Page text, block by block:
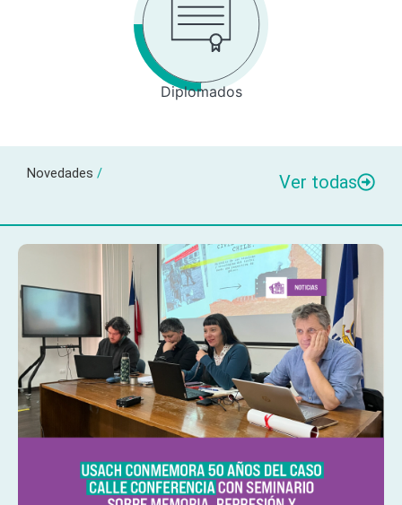
Diplomados
Novedades / Ver todas